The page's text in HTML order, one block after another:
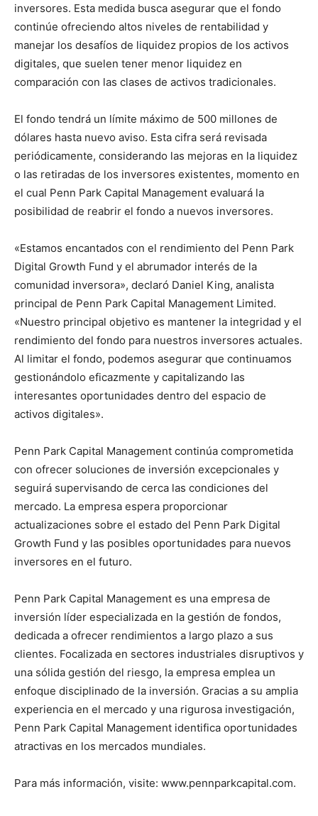
inversores. Esta medida busca asegurar que el fondo
continúe ofreciendo altos niveles de rentabilidad y
manejar los desafíos de liquidez propios de los activos
digitales, que suelen tener menor liquidez en
comparación con las clases de activos tradicionales.
El fondo tendrá un límite máximo de 500 millones de
dólares hasta nuevo aviso. Esta cifra será revisada
periódicamente, considerando las mejoras en la liquidez
o las retiradas de los inversores existentes, momento en
el cual Penn Park Capital Management evaluará la
posibilidad de reabrir el fondo a nuevos inversores.
«Estamos encantados con el rendimiento del Penn Park
Digital Growth Fund y el abrumador interés de la
comunidad inversora», declaró Daniel King, analista
principal de Penn Park Capital Management Limited.
«Nuestro principal objetivo es mantener la integridad y el
rendimiento del fondo para nuestros inversores actuales.
Al limitar el fondo, podemos asegurar que continuamos
gestionándolo eficazmente y capitalizando las
interesantes oportunidades dentro del espacio de
activos digitales».
Penn Park Capital Management continúa comprometida
con ofrecer soluciones de inversión excepcionales y
seguirá supervisando de cerca las condiciones del
mercado. La empresa espera proporcionar
actualizaciones sobre el estado del Penn Park Digital
Growth Fund y las posibles oportunidades para nuevos
inversores en el futuro.
Penn Park Capital Management es una empresa de
inversión líder especializada en la gestión de fondos,
dedicada a ofrecer rendimientos a largo plazo a sus
clientes. Focalizada en sectores industriales disruptivos y
una sólida gestión del riesgo, la empresa emplea un
enfoque disciplinado de la inversión. Gracias a su amplia
experiencia en el mercado y una rigurosa investigación,
Penn Park Capital Management identifica oportunidades
atractivas en los mercados mundiales.
Para más información, visite: www.pennparkcapital.com.